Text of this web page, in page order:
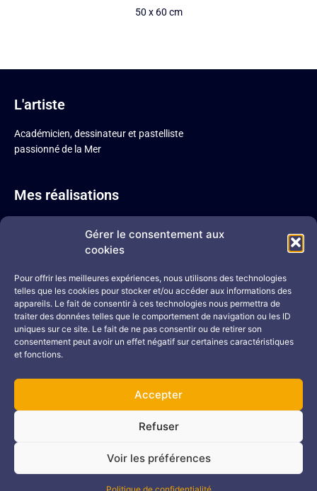
Gérer le consentement aux
cookies
Pour offrir les meilleures expériences, nous utilisons des technologies
telles que les cookies pour stocker et/ou accéder aux informations des
appareils. Le fait de consentir à ces technologies nous permettra de
traiter des données telles que le comportement de navigation ou les ID
uniques sur ce site. Le fait de ne pas consentir ou de retirer son
consentement peut avoir un effet négatif sur certaines caractéristiques
et fonctions.
Accepter
Refuser
Voir les préférences
50 x 60 cm
L'artiste
Académicien, dessinateur et pastelliste
passionné de la Mer
Mes réalisations
Mine de plomb
Mine de plomb colorisée
Portraits
Me contacter
Mentions légalesPolitique de confidentialité